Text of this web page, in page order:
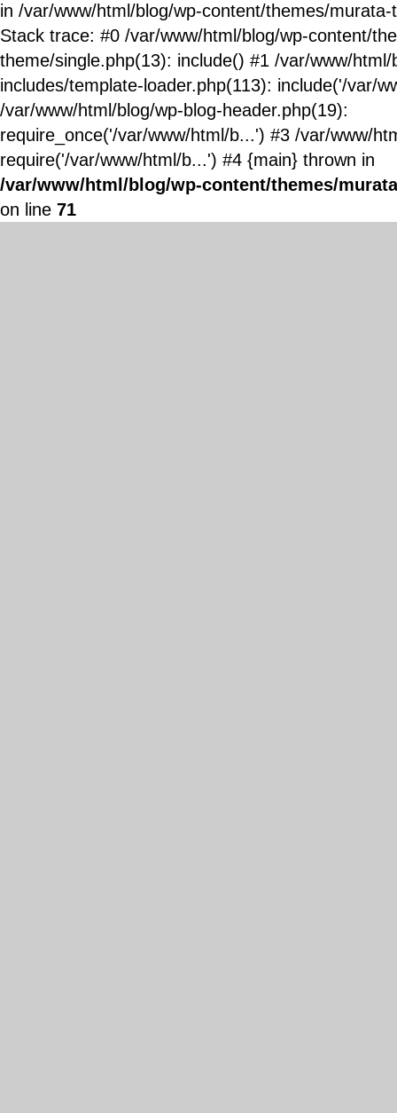
in /var/www/html/blog/wp-content/themes/
Stack trace: #0 /var/www/html/blog/wp-content/
theme/single.php(13): include() #1 /var/www/html/
includes/template-loader.php(113): include('/var/
/var/www/html/blog/wp-blog-header.php(19):
require_once('/var/www/html/b...') #3 /var/www/
require('/var/www/html/b...') #4 {main} thrown in
/var/www/html/blog/wp-content/themes/
on line 71